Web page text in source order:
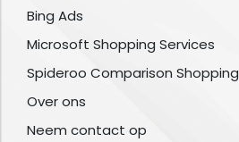
Bing Ads
Microsoft Shopping Services
Spideroo Comparison Shopping
Over ons
Neem contact op